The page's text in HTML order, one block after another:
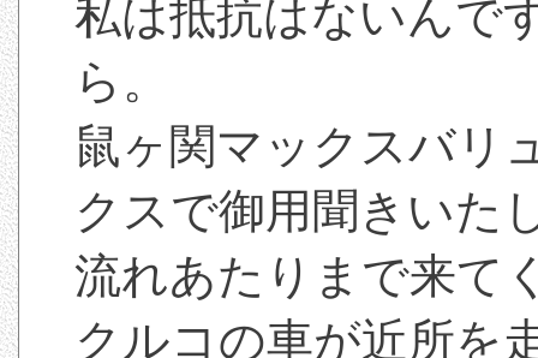
私は抵抗はないんで
ら。
鼠ヶ関マックスバリ
クスで御用聞きいた
流れあたりまで来て
クルコの車が近所を